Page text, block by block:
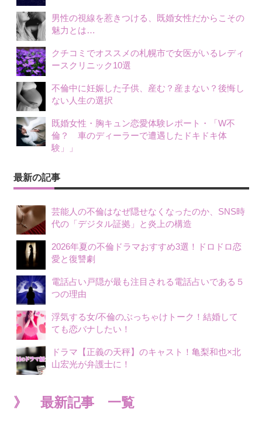
男性の視線を惹きつける、既婚女性だからこその
魅力とは…
クチコミでオススメの札幌市で女医がいるレディ
ースクリニック10選
不倫中に妊娠した子供、産む？産まない？後悔し
ない人生の選択
既婚女性・胸キュン恋愛体験レポート・「W不
倫？ 車のディーラーで遭遇したドキドキ体
験」」
最新の記事
芸能人の不倫はなぜ隠せなくなったのか、SNS時
代の「デジタル証拠」と炎上の構造
2026年夏の不倫ドラマおすすめ3選！ドロドロ恋
愛と復讐劇
電話占い戸隠が最も注目される電話占いである５
つの理由
浮気する女/不倫のぶっちゃけトーク！結婚して
ても恋バナしたい！
ドラマ【正義の天秤】のキャスト！亀梨和也×北
山宏光が弁護士に！
》 最新記事 一覧